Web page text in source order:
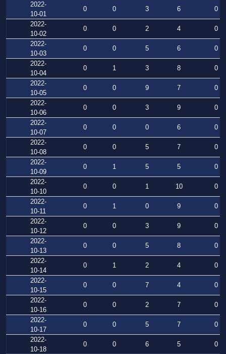
2022-
10-01
0 0 3 6
0
2022-
10-02
0 0 2 4
0
2022-
10-03
0 0 5 6
0
2022-
10-04
0 1 3 8
0
2022-
10-05
0 0 9 7
0
2022-
10-06
0 0 3 9
0
2022-
10-07
0 0 0 6
0
2022-
10-08
0 0 5 7
0
2022-
10-09
0 1 5 5
0
2022-
10-10
0 0 1 10
0
2022-
10-11
0 1 0 9
0
2022-
10-12
0 0 3 9
0
2022-
10-13
0 0 5 8
0
2022-
10-14
0 1 2 4
0
2022-
10-15
0 0 7 4
0
2022-
10-16
0 0 2 7
0
2022-
10-17
0 0 5 7
0
2022-
10-18
0 0 6 5
0